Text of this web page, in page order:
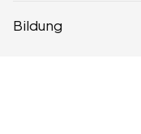
Bildung